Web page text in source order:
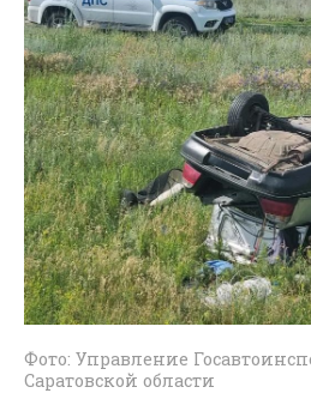
Фото: Управление
Саратовской области